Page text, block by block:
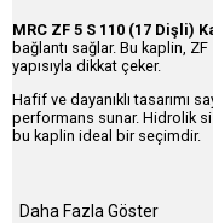
MRC ZF 5 S 110 (17 Dişli)
bağlantı sağlar. Bu kaplin,
yapısıyla dikkat çeker.
Hafif ve dayanıklı tasarımı
performans sunar. Hidrolik
bu kaplin ideal bir seçimdir.
Daha Fazla Göster